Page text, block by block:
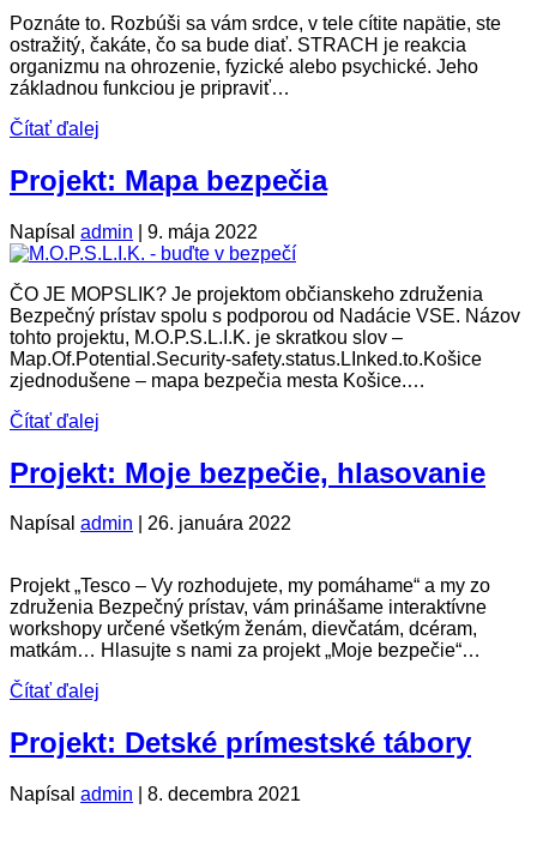
Poznáte to. Rozbúši sa vám srdce, v tele cítite napätie, ste
ostražitý, čakáte, čo sa bude diať. STRACH je reakcia
organizmu na ohrozenie, fyzické alebo psychické. Jeho
základnou funkciou je pripraviť…
Čítať ďalej
Projekt: Mapa bezpečia
Napísal admin 9. mája 2022
ČO JE MOPSLIK? Je projektom občianskeho združenia
Bezpečný prístav spolu s podporou od Nadácie VSE. Názov
tohto projektu, M.O.P.S.L.I.K. je skratkou slov –
Map.Of.Potential.Security-safety.status.LInked.to.Košice
zjednodušene – mapa bezpečia mesta Košice.…
Čítať ďalej
Projekt: Moje bezpečie, hlasovanie
Napísal admin 26. januára 2022
Projekt „Tesco – Vy rozhodujete, my pomáhame“ a my zo
združenia Bezpečný prístav, vám prinášame interaktívne
workshopy určené všetkým ženám, dievčatám, dcéram,
matkám… Hlasujte s nami za projekt „Moje bezpečie“…
Čítať ďalej
Projekt: Detské prímestské tábory
Napísal admin 8. decembra 2021